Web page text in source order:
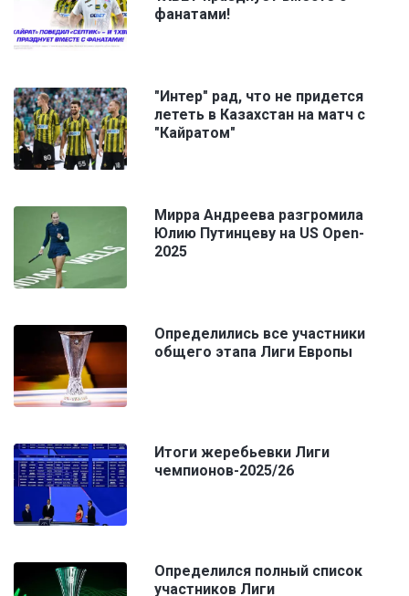
фанатами!
"Интер" рад, что не придется
лететь в Казахстан на матч с
"Кайратом"
Мирра Андреева разгромила
Юлию Путинцеву на US Open-
2025
Определились все участники
общего этапа Лиги Европы
Итоги жеребьевки Лиги
чемпионов-2025/26
Определился полный список
участников Лиги